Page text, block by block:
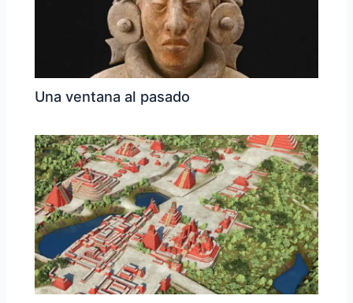
Una ventana al pasado